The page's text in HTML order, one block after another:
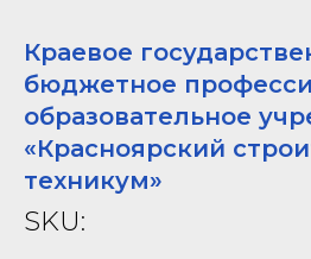
Краевое
бюджетное
образовательное
«Красноярский
техникум»
SKU: